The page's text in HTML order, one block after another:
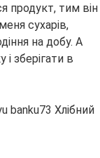
продукт, тим він
сухарів,
на добу. А
зберігати в